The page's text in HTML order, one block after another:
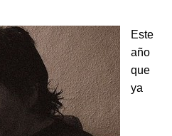
Este
año
que
ya